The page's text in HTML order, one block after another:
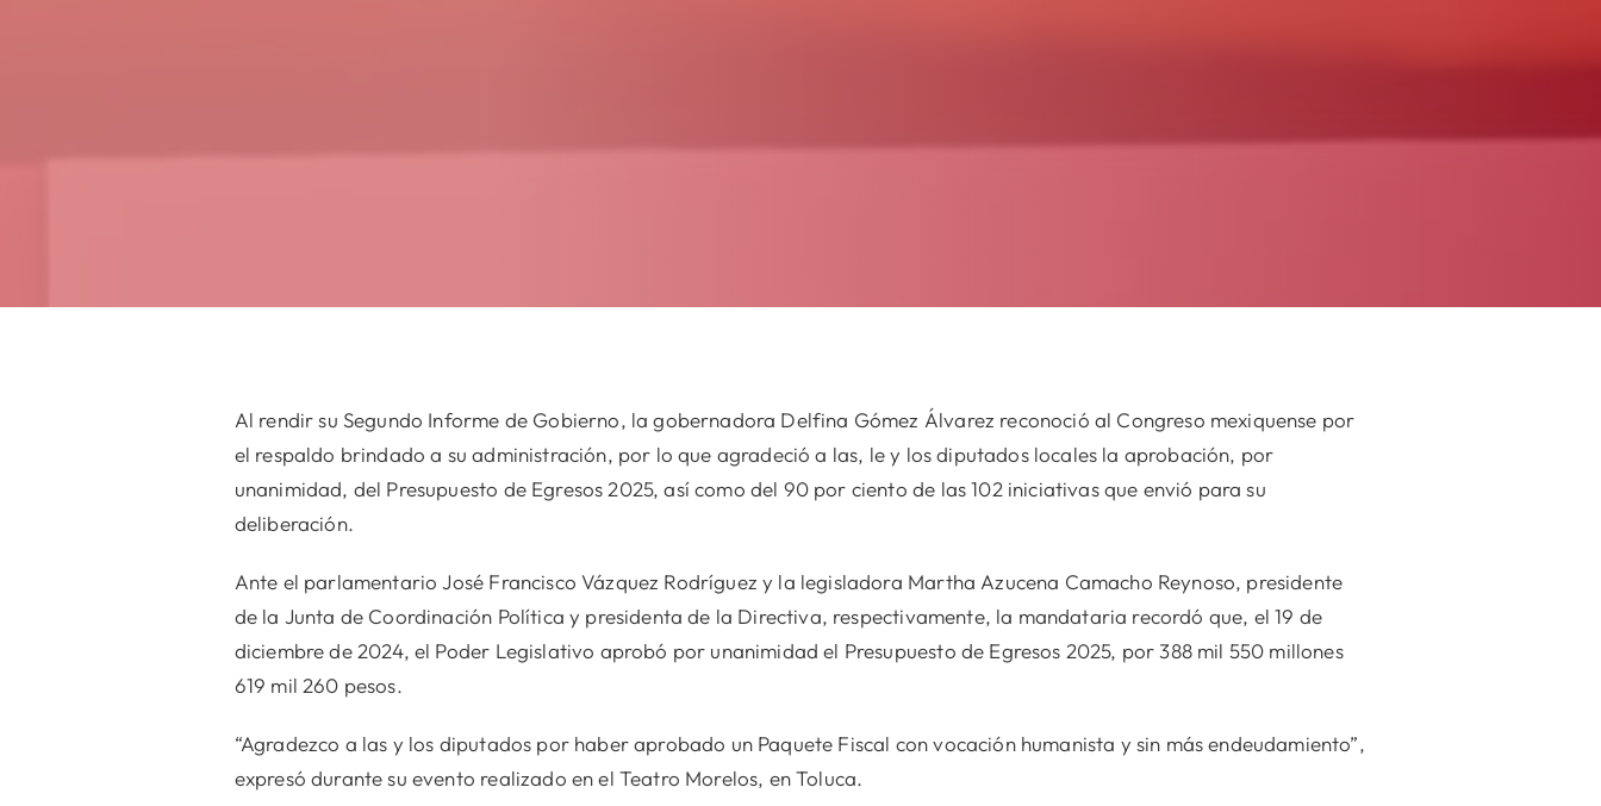
Al rendir su Segundo Informe de Gobierno, la gobernadora Delfina Gómez Álvarez reconoció al Congreso mexiquense por
el respaldo brindado a su administración, por lo que agradeció a las, le y los diputados locales la aprobación, por
unanimidad, del Presupuesto de Egresos 2025, así como del 90 por ciento de las 102 iniciativas que envió para su
deliberación.
Ante el parlamentario José Francisco Vázquez Rodríguez y la legisladora Martha Azucena Camacho Reynoso, presidente
de la Junta de Coordinación Política y presidenta de la Directiva, respectivamente, la mandataria recordó que, el 19 de
diciembre de 2024, el Poder Legislativo aprobó por unanimidad el Presupuesto de Egresos 2025, por 388 mil 550 millones
619 mil 260 pesos.
“Agradezco a las y los diputados por haber aprobado un Paquete Fiscal con vocación humanista y sin más endeudamiento”,
expresó durante su evento realizado en el Teatro Morelos, en Toluca.